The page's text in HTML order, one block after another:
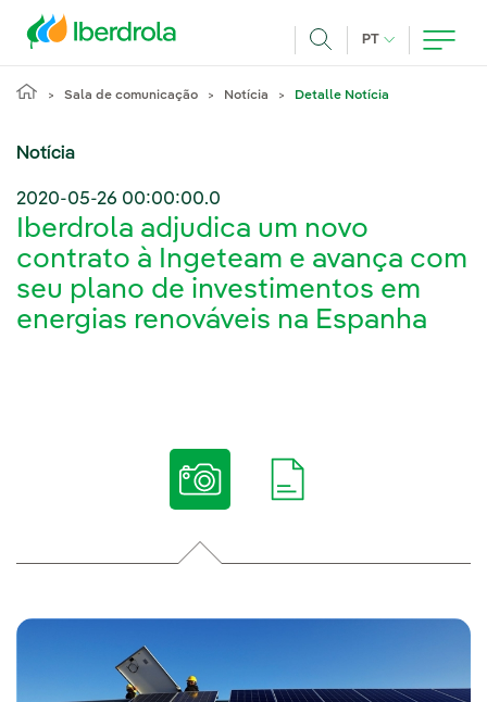
PT IDIOMA ATUAL,
Sala de comunicação Notícia Detalle Notícia
Notícia
2020-05-26 00:00:00.0
Iberdrola adjudica um novo
contrato à Ingeteam e avança com
seu plano de investimentos em
energias renováveis na Espanha